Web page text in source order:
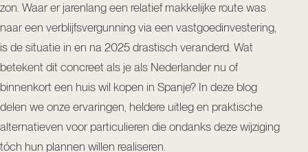
zon. Waar er jarenlang een relatief makkelijke route was
naar een verblijfsvergunning via een vastgoedinvestering,
is de situatie in en na 2025 drastisch veranderd. Wat
betekent dit concreet als je als Nederlander nu of
binnenkort een huis wil kopen in Spanje? In deze blog
delen we onze ervaringen, heldere uitleg en praktische
alternatieven voor particulieren die ondanks deze wijziging
tóch hun plannen willen realiseren.